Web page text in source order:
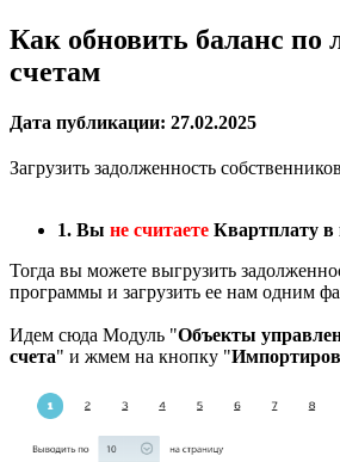
Как обновить баланс по
счетам
Дата публикации: 27.02.2025
Загрузить задолженность
1. Вы не считаете Квартплату
Тогда вы можете выгрузить
программы и загрузить ее нам одним
Идем сюда Модуль "Объекты
счета" и жмем на кнопку "